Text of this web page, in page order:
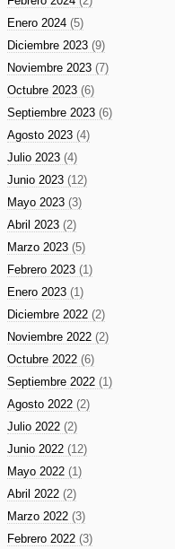
Enero 2024 (5)
Diciembre 2023 (9)
Noviembre 2023 (7)
Octubre 2023 (6)
Septiembre 2023 (6)
Agosto 2023 (4)
Julio 2023 (4)
Junio 2023 (12)
Mayo 2023 (3)
Abril 2023 (2)
Marzo 2023 (5)
Febrero 2023 (1)
Enero 2023 (1)
Diciembre 2022 (2)
Noviembre 2022 (2)
Octubre 2022 (6)
Septiembre 2022 (1)
Agosto 2022 (2)
Julio 2022 (2)
Junio 2022 (12)
Mayo 2022 (1)
Abril 2022 (2)
Marzo 2022 (3)
Febrero 2022 (3)